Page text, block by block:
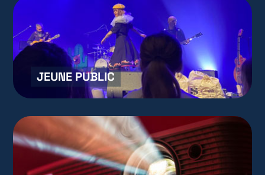
JEUNE PUBLIC